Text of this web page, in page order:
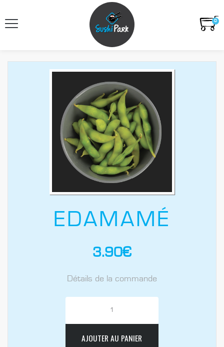
0
EDAMAMÉ
3.90€
Détails de la commande
AJOUTER AU PANIER